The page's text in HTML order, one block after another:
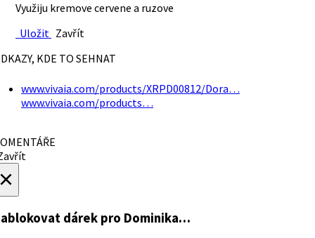
Využiju kremove cervene a ruzove
Uložit Zavřít
KDE TO SEHNAT
www.vivaia.com/products/XRPD00812/Dora…
www.vivaia.com/products…
dárek pro Dominika…